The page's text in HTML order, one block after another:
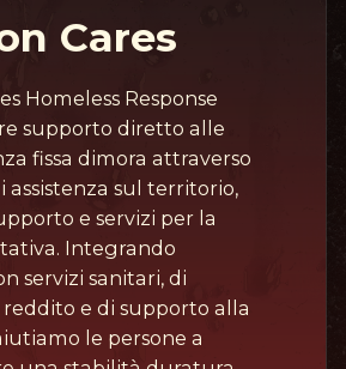
Cares
Homeless Response
supporto diretto alle
fissa dimora attraverso
assistenza sul territorio,
e servizi per la
Integrando
servizi sanitari, di
e di supporto alla
le persone a